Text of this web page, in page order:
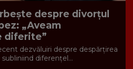
despre divorțul
„Aveam
diferite”
dezvăluiri despre despărțirea
diferențel...